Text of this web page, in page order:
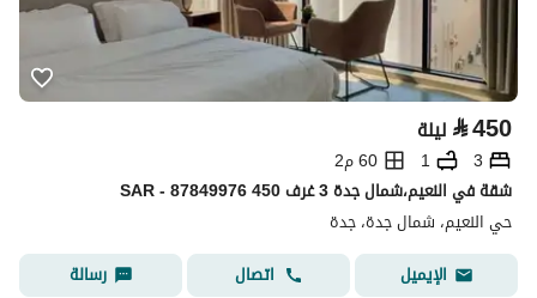
⃁450 ليلة
3
1
60 م2
شقة في النعيم،شمال جدة 3 غرف 450 SAR - 87849976
حي النعيم، شمال جدة، جدة
الإيميل
اتصال رسالة